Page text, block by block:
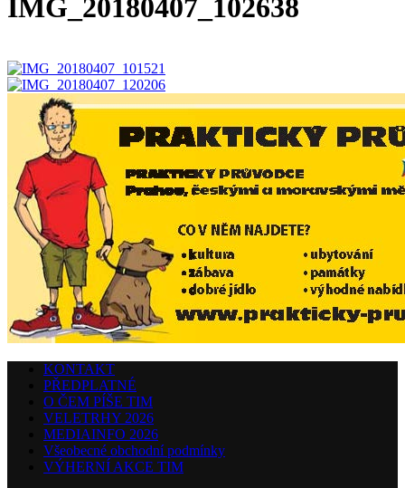
IMG_20180407_102638
KONTAKT
PŘEDPLATNÉ
O ČEM PÍŠE TIM
VELETRHY 2026
MEDIAINFO 2026
Všeobecné obchodní podmínky
VÝHERNÍ AKCE TIM